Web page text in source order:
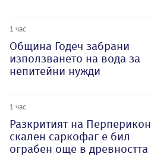
1 час
Община Годеч забрани
използването на вода за
непитейни нужди
1 час
Разкритият на Перперикон
скален саркофаг е бил
ограбен още в древността